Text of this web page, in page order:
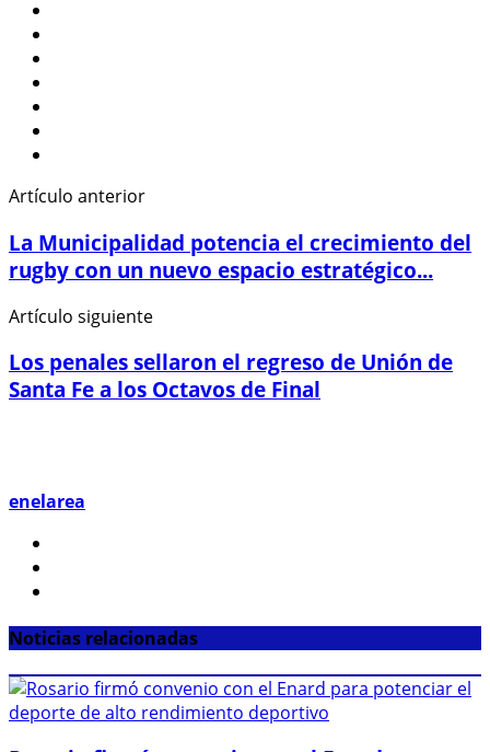
Artículo anterior
La Municipalidad potencia el crecimiento del
rugby con un nuevo espacio estratégico...
Artículo siguiente
Los penales sellaron el regreso de Unión de
Santa Fe a los Octavos de Final
enelarea
Noticias relacionadas